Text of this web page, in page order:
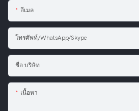
อีเมล
โทรศัพท์/WhatsApp/Skype
ชื่อ บริษัท
เนื้อหา